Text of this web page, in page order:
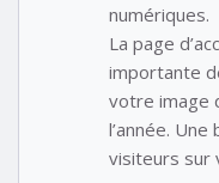
numériques.
La page
importante
votre image
l’année.
visiteurs sur